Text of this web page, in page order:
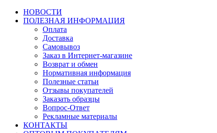
НОВОСТИ
ПОЛЕЗНАЯ ИНФОРМАЦИЯ
Оплата
Доставка
Самовывоз
Заказ в Интернет-магазине
Возврат и обмен
Нормативная информация
Полезные статьи
Отзывы покупателей
Заказать образцы
Вопрос-Ответ
Рекламные материалы
КОНТАКТЫ